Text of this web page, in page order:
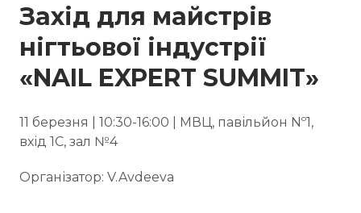
Захід для майстрів
нігтьової індустрії
«NAIL EXPERT SUMMIT»
11 березня | 10:30-16:00 | МВЦ, павільйон Nº1,
вхід 1C, зал №4
Організатор: V.Avdeeva